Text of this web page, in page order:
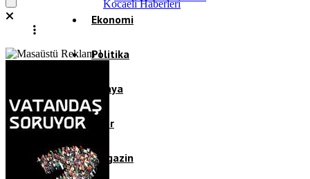
Ekonomi
Politika
Dünya
Spor
Magazin